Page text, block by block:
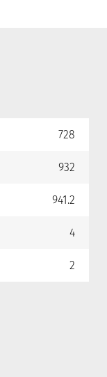
728
932
941.2
4
2